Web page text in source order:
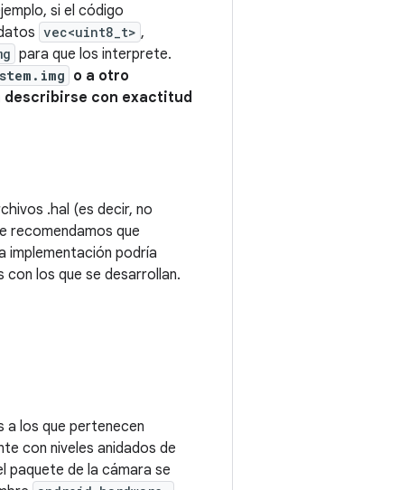
si el código
vec<uint8_t> ,
para que los interprete.
o a otro
describirse con exactitud
.hal (es decir, no
recomendamos que
implementación podría
los que se desarrollan.
a los que pertenecen
con niveles anidados de
paquete de la cámara se